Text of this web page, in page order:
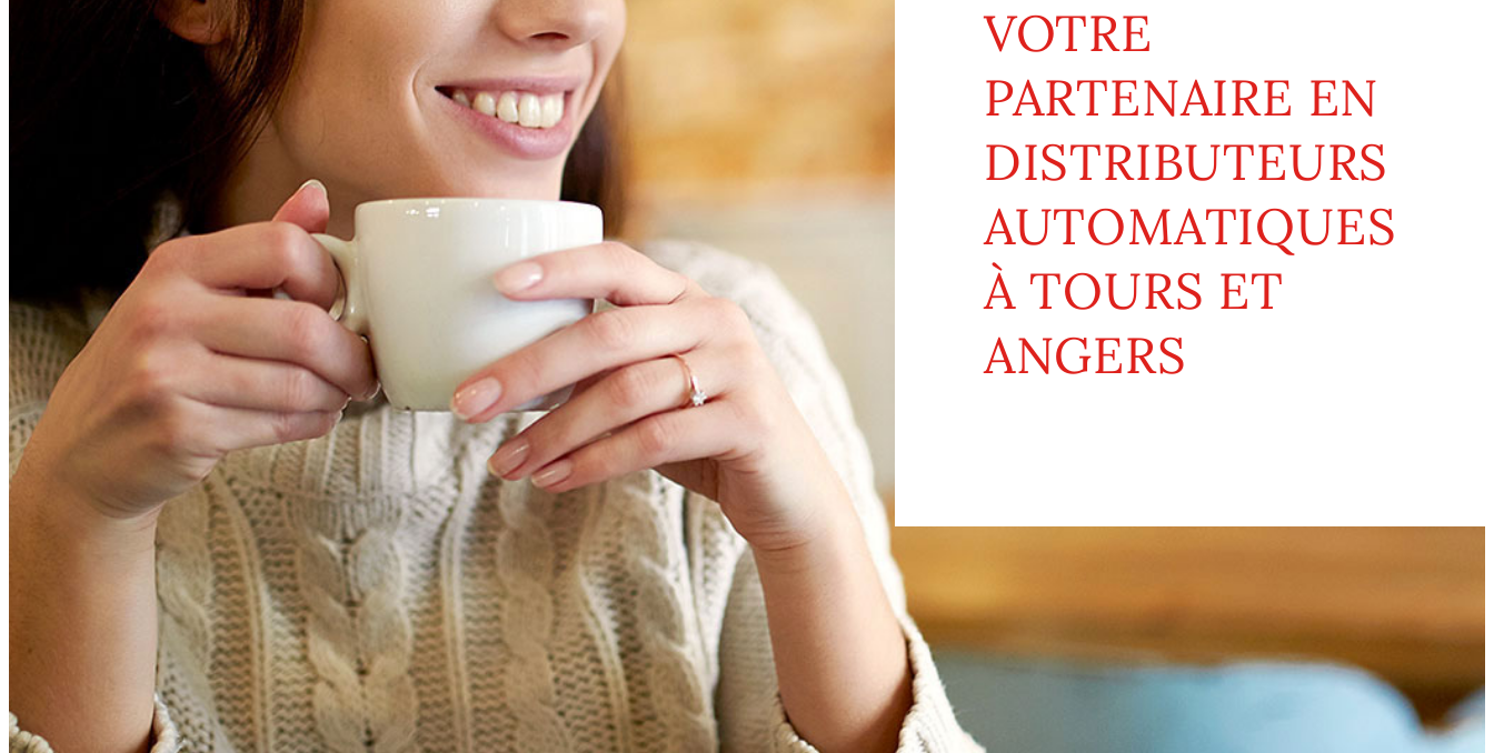
VOTRE
PARTENAIRE EN
DISTRIBUTEURS
AUTOMATIQUES
À TOURS ET
ANGERS